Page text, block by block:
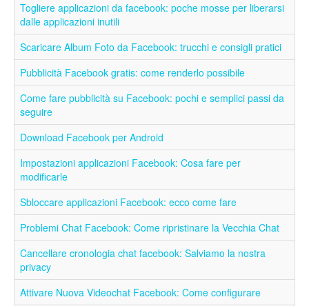
Togliere applicazioni da facebook: poche mosse per liberarsi
dalle applicazioni inutili
Scaricare Album Foto da Facebook: trucchi e consigli pratici
Pubblicità Facebook gratis: come renderlo possibile
Come fare pubblicità su Facebook: pochi e semplici passi da
seguire
Download Facebook per Android
Impostazioni applicazioni Facebook: Cosa fare per
modificarle
Sbloccare applicazioni Facebook: ecco come fare
Problemi Chat Facebook: Come ripristinare la Vecchia Chat
Cancellare cronologia chat facebook: Salviamo la nostra
privacy
Attivare Nuova Videochat Facebook: Come configurare